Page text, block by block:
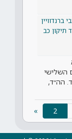
ברנדוויין
תיקון כב
השלישי
הה״ד,
2
»